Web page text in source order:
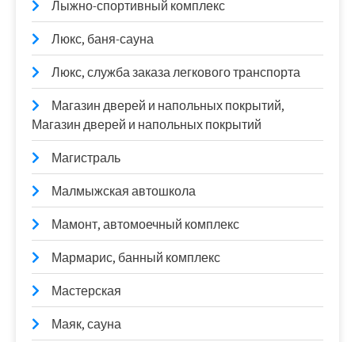
Лыжно-спортивный комплекс
Люкс, баня-сауна
Люкс, служба заказа легкового транспорта
Магазин дверей и напольных покрытий,
Магазин дверей и напольных покрытий
Магистраль
Малмыжская автошкола
Мамонт, автомоечный комплекс
Мармарис, банный комплекс
Мастерская
Маяк, сауна